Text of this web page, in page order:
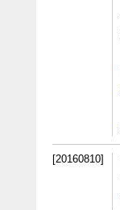
[20160810]